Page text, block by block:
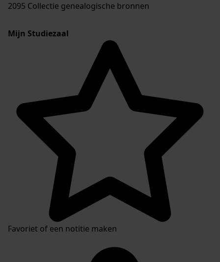
2095 Collectie genealogische bronnen
Mijn Studiezaal
Favoriet of een notitie maken